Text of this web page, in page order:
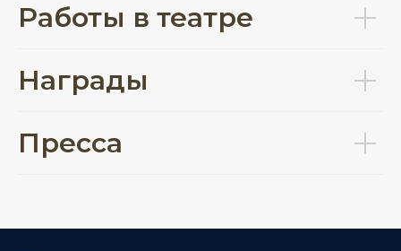
Работы в театре
Награды
Пресса